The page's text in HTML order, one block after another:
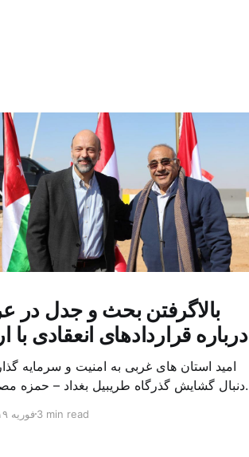
بالاگرفتن بحث و جدل در
درباره قراردادهای انعقادی با
امید استان های غربی به امنیت و سرمایه
دنبال گشایش گذرگاه طریبیل بغداد – حمزه
طریبیل توسط عادل عبد المهدی نخست وزیر
۰۴ فوریه ۲۰۱۹3 min read